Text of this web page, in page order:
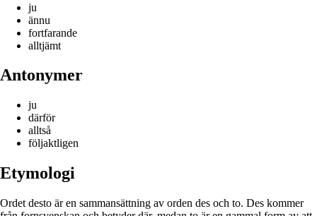
ju
ännu
fortfarande
alltjämt
Antonymer
ju
därför
alltså
följaktligen
Etymologi
Ordet desto är en sammansättning av orden des och to. Des kommer